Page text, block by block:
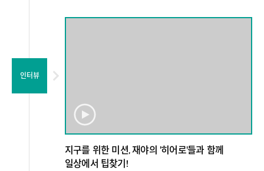
인터뷰
지구를 위한 미션, 재야의 '히어로'들과 함께
일상에서 팁찾기!